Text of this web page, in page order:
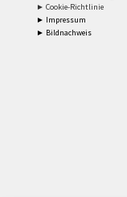
► Cookie-Richtlinie
► Impressum
► Bildnachweis